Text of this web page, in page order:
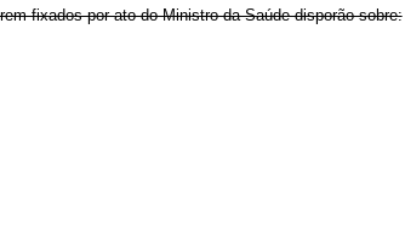
fixados por ato do Ministro da Saúde disporão sobre: